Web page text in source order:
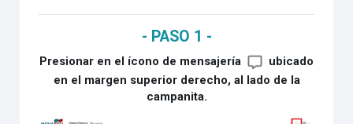
- PASO 1 -
Presionar en el ícono de mensajería
ubicado
en el margen superior derecho, al lado de la
campanita.